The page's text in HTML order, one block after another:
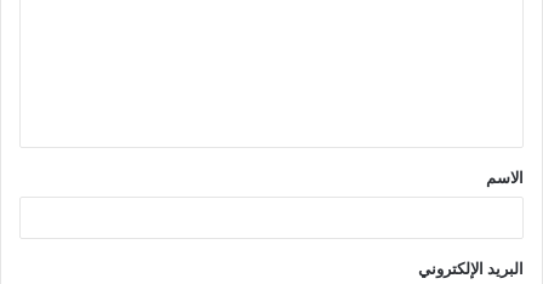
ق
*الاسم
البريد الإلكتروني